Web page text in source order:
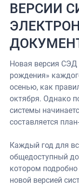
ВЕРСИИ
Новая версия СЭД
рождения»
осенью, как
октября. Однако
системы
составляется
Каждый год для
общедоступный
котором
новой версией